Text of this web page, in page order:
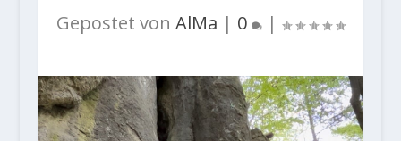
Gepostet von AlMa | 0 |